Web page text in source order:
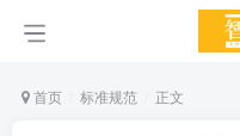
首页 标准规范 正文